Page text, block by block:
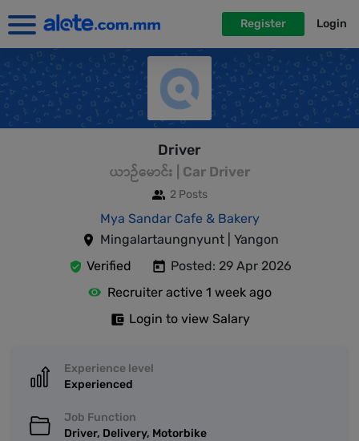
Register Login
Driver
ယာဉ်မောင်း | Car Driver
2 Posts
Mya Sandar Cafe & Bakery
Mingalartaungnyunt | Yangon
Verified
Posted: 29 Apr 2026
Recruiter active 1 week ago
Login to view Salary
Experience level
Experienced
Job Function
Driver, Delivery, Motorbike